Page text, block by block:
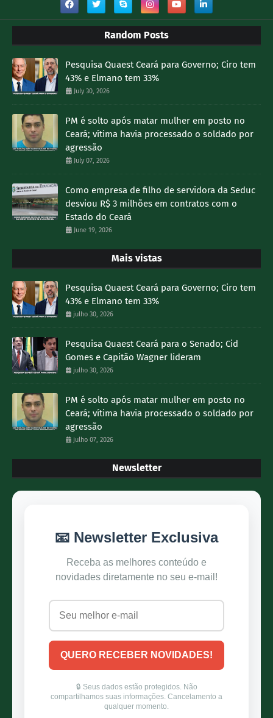
Random Posts
Pesquisa Quaest Ceará para Governo; Ciro tem
43% e Elmano tem 33%
July 30, 2026
PM é solto após matar mulher em posto no
Ceará; vítima havia processado o soldado por
agressão
July 07, 2026
Como empresa de filho de servidora da Seduc
desviou R$ 3 milhões em contratos com o
Estado do Ceará
June 19, 2026
Mais vistas
Pesquisa Quaest Ceará para Governo; Ciro tem
43% e Elmano tem 33%
julho 30, 2026
Pesquisa Quaest Ceará para o Senado; Cid
Gomes e Capitão Wagner lideram
julho 30, 2026
PM é solto após matar mulher em posto no
Ceará; vítima havia processado o soldado por
agressão
julho 07, 2026
Newsletter